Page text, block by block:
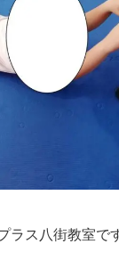
ラス八街教室で